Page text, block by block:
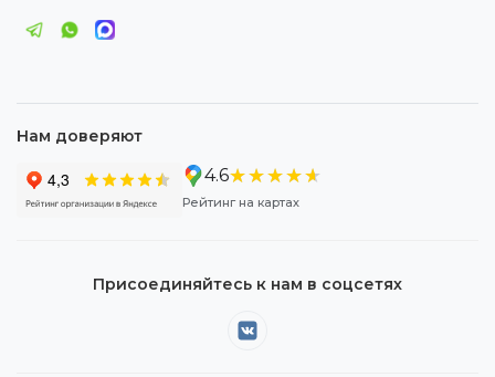
Нам доверяют
4.6★★★★★
★★★★★
Рейтинг на картах
Присоединяйтесь к нам в соцсетях